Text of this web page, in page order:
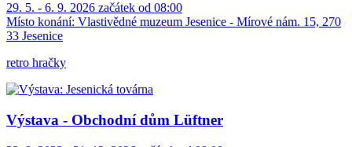
29. 5. - 6. 9. 2026 začátek od 08:00
Místo konání: Vlastivědné muzeum Jesenice - Mírové nám. 15, 270
33 Jesenice
retro hračky
Výstava - Obchodní dům Lüftner